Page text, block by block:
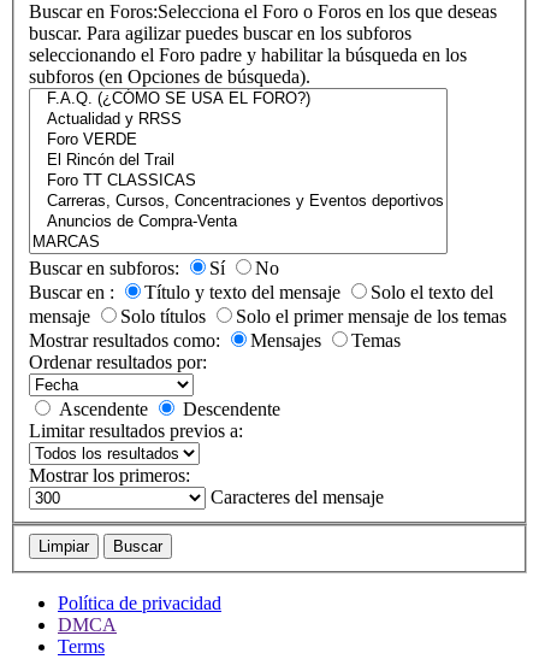
Buscar en Foros:Selecciona el Foro o Foros en los que deseas
buscar. Para agilizar puedes buscar en los subforos
seleccionando el Foro padre y habilitar la búsqueda en los
subforos (en Opciones de búsqueda).
Buscar en subforos: Sí
No
Buscar en :
Título y texto del mensaje
Solo el texto del
mensaje
Solo títulos
Solo el primer mensaje de los temas
Mostrar resultados como:
Mensajes
Temas
Ordenar resultados por:
Ascendente
Descendente
Limitar resultados previos a:
Mostrar los primeros:
Caracteres del mensaje
Limpiar Buscar
Política de privacidad
DMCA
Terms